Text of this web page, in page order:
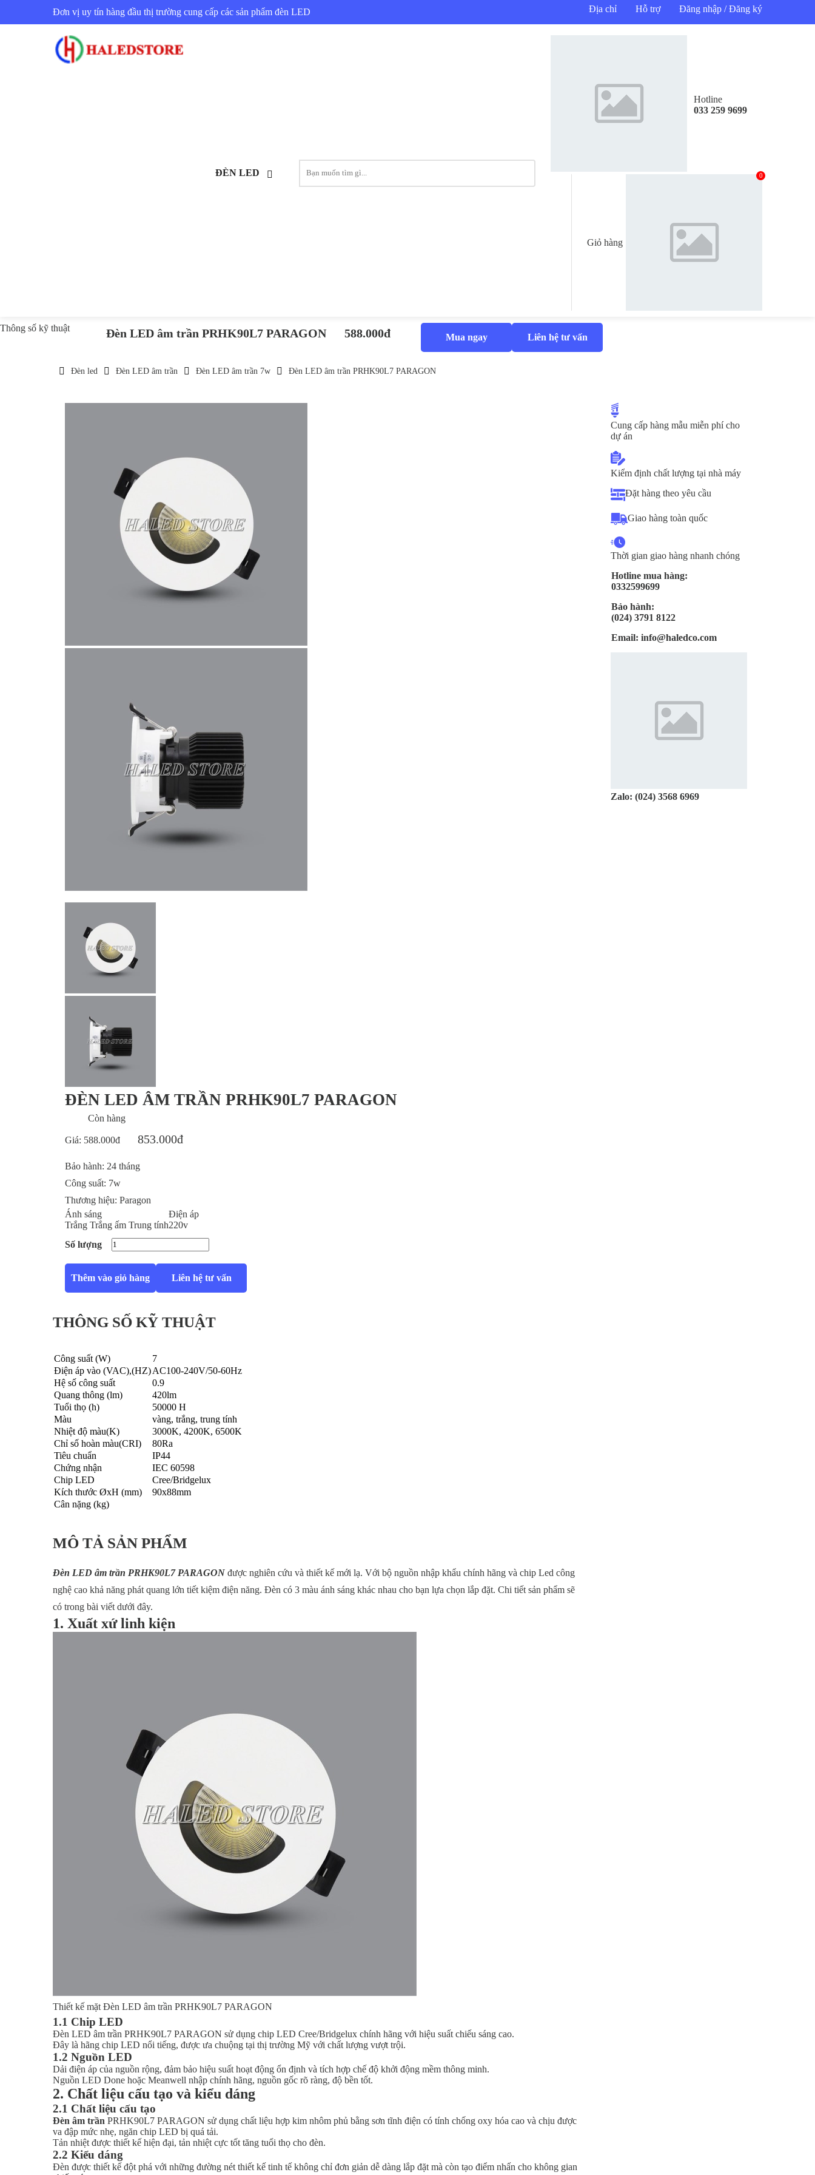
Đơn vị uy tín hàng đầu thị trường cung cấp các sản phẩm đèn LED Địa chỉ Hỗ trợ Đăng nhập / Đăng ký
ĐÈN LED
Hotline
033 259 9699
Giỏ hàng
0
Thông số kỹ thuật Đèn LED âm trần PRHK90L7 PARAGON 588.000đ Mua ngay Liên hệ tư vấn
Đèn led Đèn LED âm trần Đèn LED âm trần 7w Đèn LED âm trần PRHK90L7 PARAGON
ĐÈN LED ÂM TRẦN PRHK90L7 PARAGON
Còn hàng
Giá: 588.000đ 853.000đ
Bảo hành: 24 tháng
Công suất: 7w
Thương hiệu: Paragon
Ánh sáng
Trắng Trắng ấm Trung tính
Điện áp
220v
Số lượng
Thêm vào giỏ hàng Liên hệ tư vấn
THÔNG SỐ KỸ THUẬT
Công suất (W)
7
Điện áp vào (VAC),(HZ)AC100-240V/50-60Hz
Hệ số công suất
0.9
Quang thông (lm)
420lm
Tuổi thọ (h)
50000 H
Màu
vàng, trắng, trung tính
Nhiệt độ màu(K)
3000K, 4200K, 6500K
Chỉ số hoàn màu(CRI)
80Ra
Tiêu chuẩn
IP44
Chứng nhận
IEC 60598
Chip LED
Cree/Bridgelux
Kích thước ØxH (mm)
90x88mm
Cân nặng (kg)
MÔ TẢ SẢN PHẨM
Đèn LED âm trần PRHK90L7 PARAGON được nghiên cứu và thiết kế mới lạ. Với bộ nguồn nhập khẩu chính hãng và chip Led công
nghệ cao khả năng phát quang lớn tiết kiệm điện năng. Đèn có 3 màu ánh sáng khác nhau cho bạn lựa chọn lắp đặt. Chi tiết sản phẩm sẽ
có trong bài viết dưới đây.
1. Xuất xứ linh kiện
Thiết kế mặt Đèn LED âm trần PRHK90L7 PARAGON
1.1 Chip LED
Đèn LED âm trần PRHK90L7 PARAGON sử dụng chip LED Cree/Bridgelux chính hãng với hiệu suất chiếu sáng cao.
Đây là hãng chip LED nổi tiếng, được ưa chuộng tại thị trường Mỹ với chất lượng vượt trội.
1.2 Nguồn LED
Dải điện áp của nguồn rộng, đảm bảo hiệu suất hoạt động ổn định và tích hợp chế độ khởi động mềm thông minh.
Nguồn LED Done hoặc Meanwell nhập chính hãng, nguồn gốc rõ ràng, độ bền tốt.
2. Chất liệu cấu tạo và kiểu dáng
2.1 Chất liệu cấu tạo
Đèn âm trần PRHK90L7 PARAGON sử dụng chất liệu hợp kim nhôm phủ bằng sơn tĩnh điện có tính chống oxy hóa cao và chịu được
va đập mức nhẹ, ngăn chip LED bị quá tải.
Tản nhiệt được thiết kế hiện đại, tản nhiệt cực tốt tăng tuổi thọ cho đèn.
2.2 Kiểu dáng
Đèn được thiết kế đột phá với những đường nét thiết kế tinh tế không chỉ đơn giản dễ dàng lắp đặt mà còn tạo điểm nhấn cho không gian
Cung cấp hàng mẫu miễn phí cho
dự án
Kiểm định chất lượng tại nhà máy
Đặt hàng theo yêu cầu
Giao hàng toàn quốc
Thời gian giao hàng nhanh chóng
Hotline mua hàng:
0332599699
Bảo hành:
(024) 3791 8122
Email: info@haledco.com
Zalo: (024) 3568 6969